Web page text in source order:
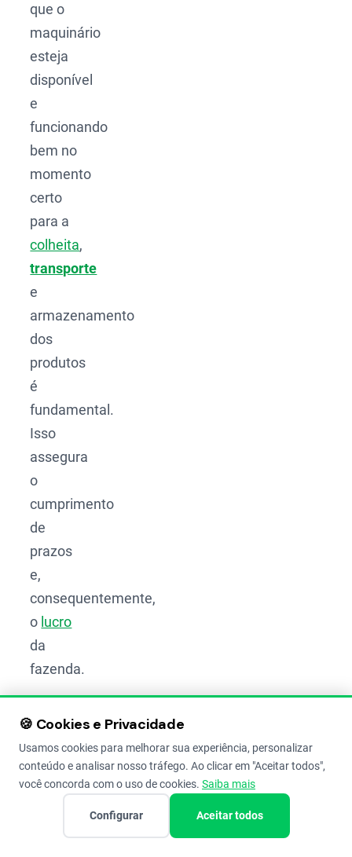
que o
maquinário
esteja
disponível
e
funcionando
bem no
momento
certo
para a
colheita,
transporte
e
armazenamento
dos
produtos
é
fundamental.
Isso
assegura
o
cumprimento
de
prazos
e,
consequentemente,
o lucro
da
fazenda.
o
controle
🍪 Cookies e Privacidade
Usamos cookies para melhorar sua experiência, personalizar
conteúdo e analisar nosso tráfego. Ao clicar em "Aceitar todos",
você concorda com o uso de cookies. Saiba mais
Configurar Aceitar todos